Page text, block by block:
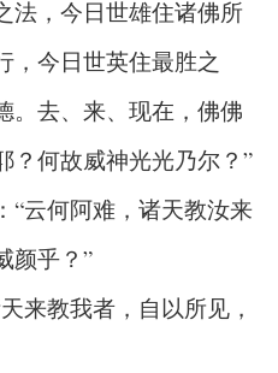
法，今日世雄住诸佛所
，今日世英住最胜之
。去、来、现在，佛佛
？何故威神光光乃尔？”
何阿难，诸天教汝来
颜乎？”
教我者，自以所见，